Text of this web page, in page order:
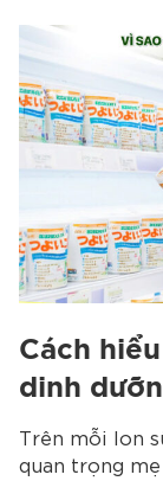
Cách
dinh
Trên mỗi lon
quan trọng